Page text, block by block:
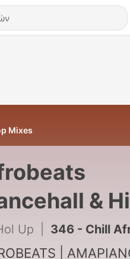
Mixes
&
Mixes
Up 346 - Chill Afrobeats Summer 2026 Mix (2Hrs) | Best of Alte | Afro Soul
|